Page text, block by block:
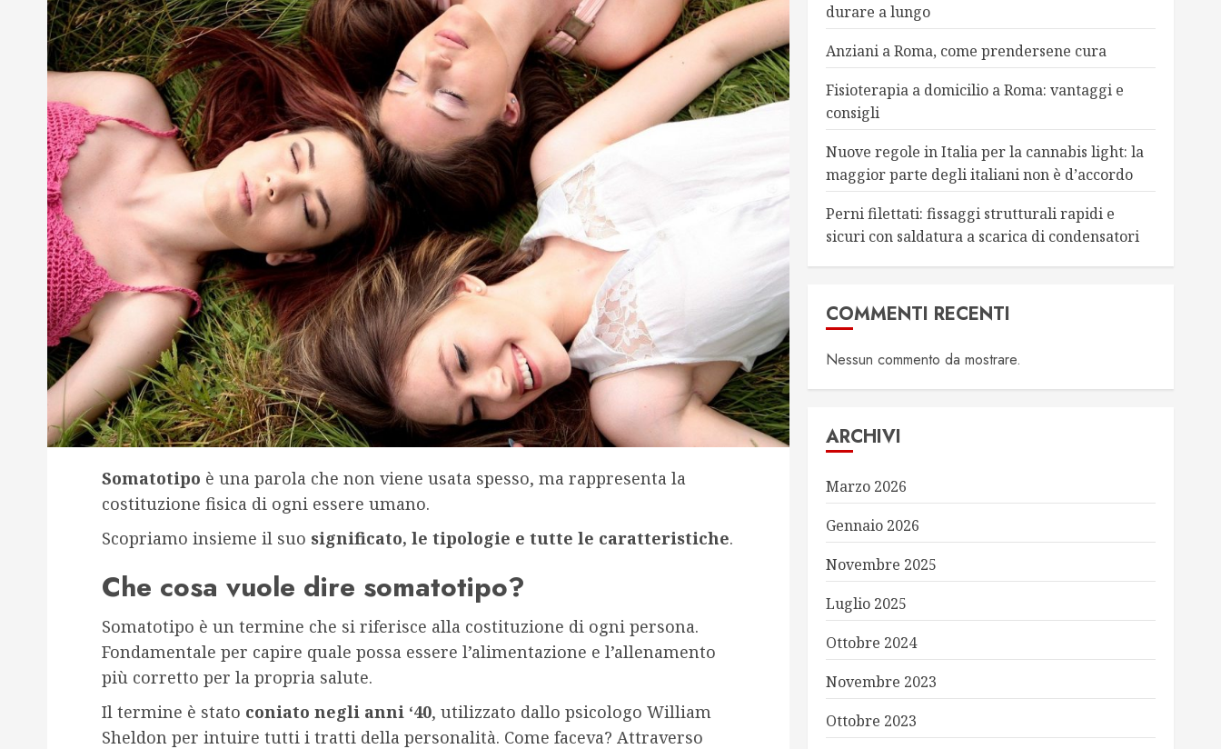
Somatotipo è una parola che non viene usata spesso, ma rappresenta la
costituzione fisica di ogni essere umano.
Scopriamo insieme il suo significato, le tipologie e tutte le caratteristiche.
Che cosa vuole dire somatotipo?
Somatotipo è un termine che si riferisce alla costituzione di ogni persona.
Fondamentale per capire quale possa essere l’alimentazione e l’allenamento
più corretto per la propria salute.
Il termine è stato coniato negli anni ‘40, utilizzato dallo psicologo William
Sheldon per intuire tutti i tratti della personalità. Come faceva? Attraverso
durare a lungo
Anziani a Roma, come prendersene cura
Fisioterapia a domicilio a Roma: vantaggi e
consigli
Nuove regole in Italia per la cannabis light: la
maggior parte degli italiani non è d’accordo
Perni filettati: fissaggi strutturali rapidi e
sicuri con saldatura a scarica di condensatori
COMMENTI RECENTI
Nessun commento da mostrare.
ARCHIVI
Marzo 2026
Gennaio 2026
Novembre 2025
Luglio 2025
Ottobre 2024
Novembre 2023
Ottobre 2023